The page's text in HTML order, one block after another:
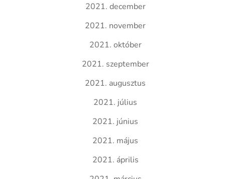
2021. december
2021. november
2021. október
2021. szeptember
2021. augusztus
2021. július
2021. június
2021. május
2021. április